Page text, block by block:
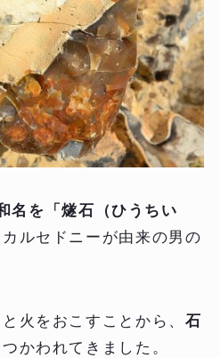
名を「燧石（ひうちい
ルセドニーが由来の男の
火をおこすことから、 石
かわれてきました。